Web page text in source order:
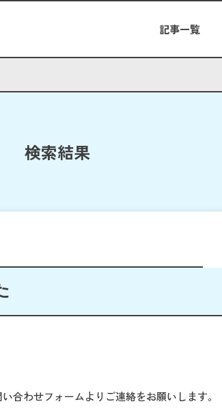
記事一覧
検索結果
合わせフォームよりご連絡をお願いします。